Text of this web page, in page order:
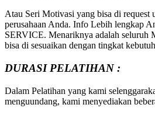
Atau Seri Motivasi yang bisa di request
perusahaan Anda. Info Lebih lengkap
SERVICE. Menariknya adalah seluruh
bisa di sesuaikan dengan tingkat
DURASI PELATIHAN :
Dalam Pelatihan yang kami
menguundang, kami menyediakan